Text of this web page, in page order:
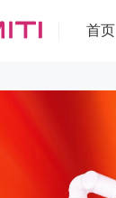
首页